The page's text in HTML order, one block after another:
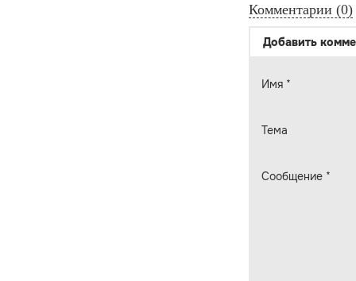
Комментарии (0)
Добавить
Имя *
Тема
Сообщение *